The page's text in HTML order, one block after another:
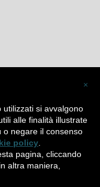
-Privacy Policy-Cookie Policy
×
si avvalgono
alle finalità illustrate
o negare il consenso
policy
pagina, cliccando
altra maniera,